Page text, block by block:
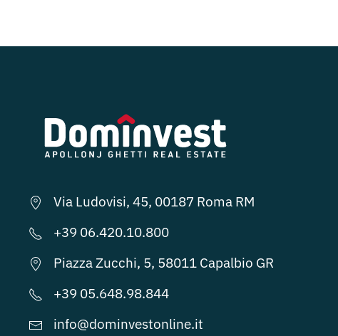
Via Ludovisi, 45, 00187 Roma RM
+39 06.420.10.800
Piazza Zucchi, 5, 58011 Capalbio GR
+39 05.648.98.844
info@dominvestonline.it